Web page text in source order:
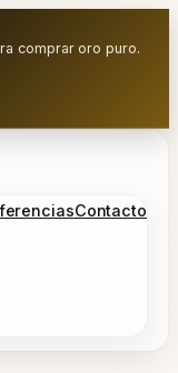
comprar oro puro.
Contacto